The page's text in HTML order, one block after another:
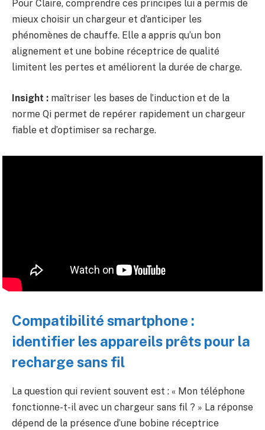
Pour Claire, comprendre ces principes lui a permis de
mieux choisir un chargeur et d’anticiper les
phénomènes de chauffe. Elle a appris qu’un bon
alignement et une bobine réceptrice de qualité
limitent les pertes et améliorent la durée de charge.
Insight : maîtriser les bases de l’induction et de la
norme Qi permet de repérer rapidement un chargeur
fiable et d’optimiser sa recharge.
Compatibilité smartphone :
identifier les appareils prêts pour la
recharge sans fil
La question qui revient souvent est : « Mon téléphone
fonctionne-t-il avec un chargeur sans fil ? » La réponse
dépend de la présence d’une bobine réceptrice